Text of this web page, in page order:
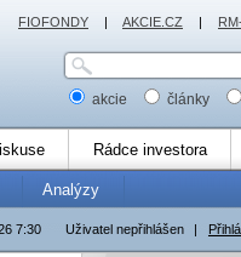
akcie články
Rádce investora
Analýzy
Uživatel nepřihlášen |
7:30
FIOFONDY | AKCIE.CZ |